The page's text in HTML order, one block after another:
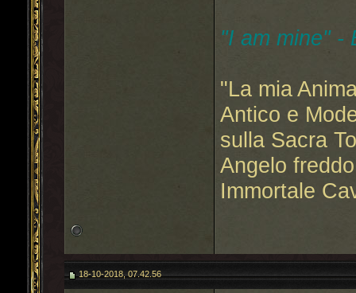
"I am mine" -
"La mia
Antico e
sulla Sacra
Angelo
Immortale
18-10-2018, 07.42.56